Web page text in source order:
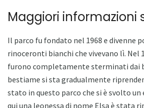
Maggiori informazioni
Il parco fu fondato nel 1968 e divenne
rinoceronti bianchi che vivevano lì. Nel
furono completamente sterminati dai
bestiame si sta gradualmente
stato in questo parco che si è svolto
qui una leonessa di nome Elsa è stata